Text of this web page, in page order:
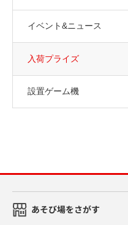
イベント&ニュース
入荷プライズ
設置ゲーム機
あそび場をさがす